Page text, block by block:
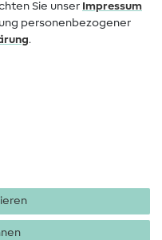
Sie unser Impressum
personenbezogener
.